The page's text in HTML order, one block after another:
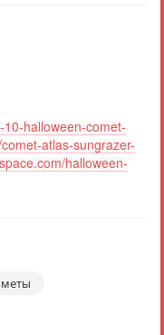
halloween-comet-
atlas-sungrazer-
halloween-